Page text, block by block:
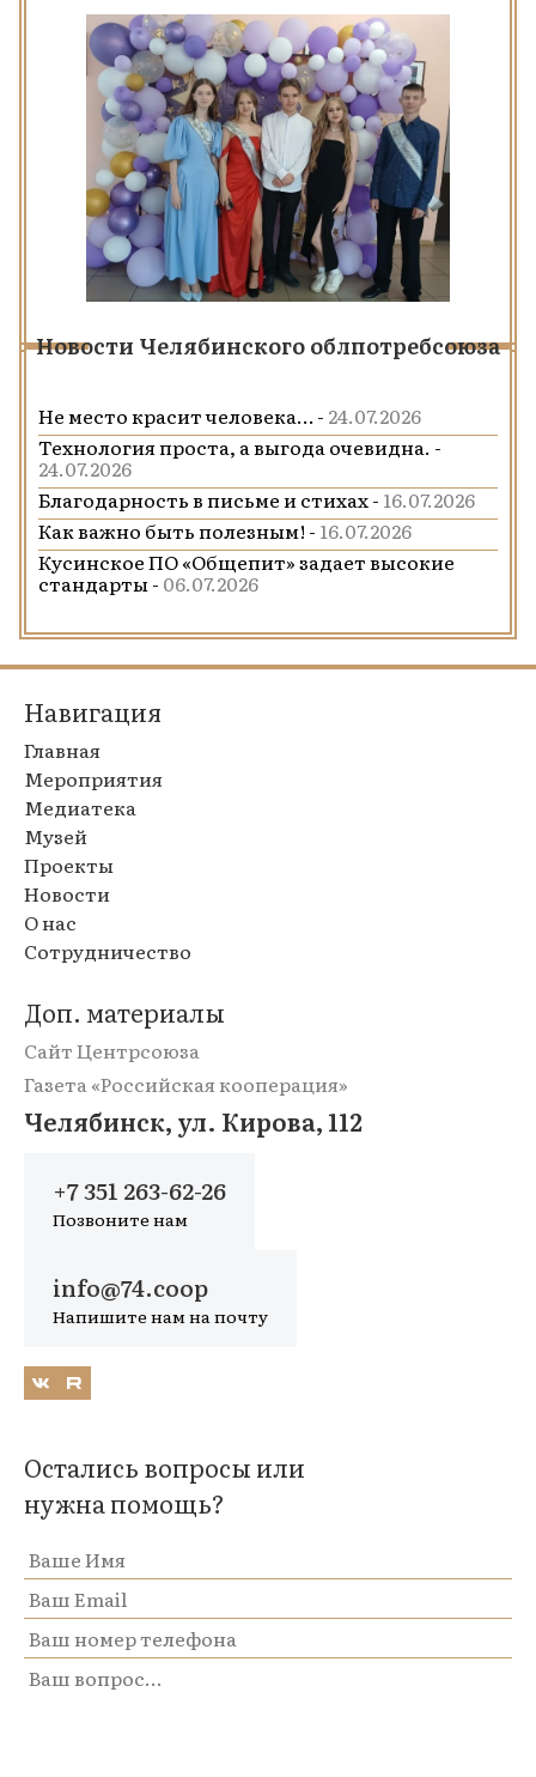
Новости Челябинского облпотребсоюза
Не место красит человека… - 24.07.2026
Технология проста, а выгода очевидна. -
24.07.2026
Благодарность в письме и стихах - 16.07.2026
Как важно быть полезным! - 16.07.2026
Кусинское ПО «Общепит» задает высокие
стандарты - 06.07.2026
Навигация
Главная
Мероприятия
Медиатека
Музей
Проекты
Новости
О нас
Сотрудничество
Доп. материалы
Сайт Центрсоюза
Газета «Российская кооперация»
Челябинск, ул. Кирова, 112
+7 351 263-62-26
Позвоните нам
info@74.coop
Напишите нам на почту
Остались вопросы или
нужна помощь?